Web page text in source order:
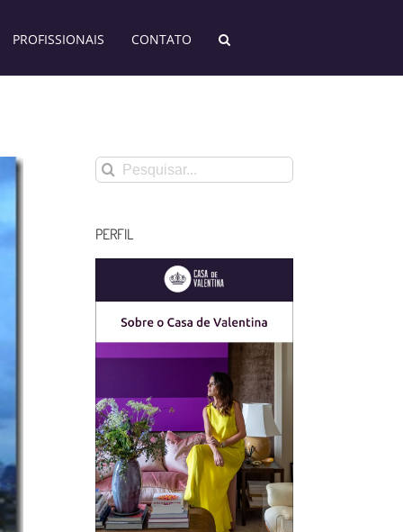
PROFISSIONAIS CONTATO
Buscar
resultados
PERFIL